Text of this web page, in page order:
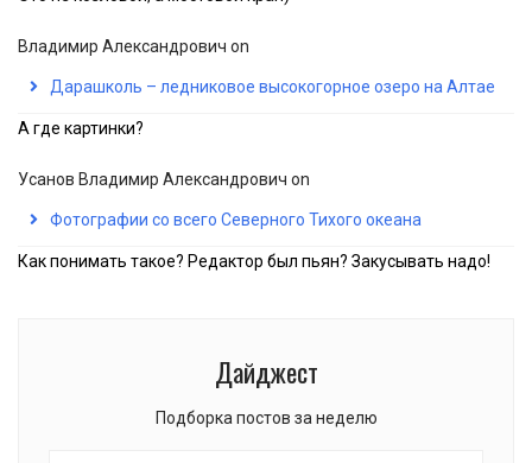
Владимир Александрович on
Дарашколь – ледниковое высокогорное озеро на Алтае
А где картинки?
Усанов Владимир Александрович on
Фотографии со всего Северного Тихого океана
Как понимать такое? Редактор был пьян? Закусывать надо!
Дайджест
Подборка постов за неделю